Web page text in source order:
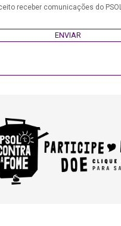
receber comunicações do PSOL.
ENVIAR